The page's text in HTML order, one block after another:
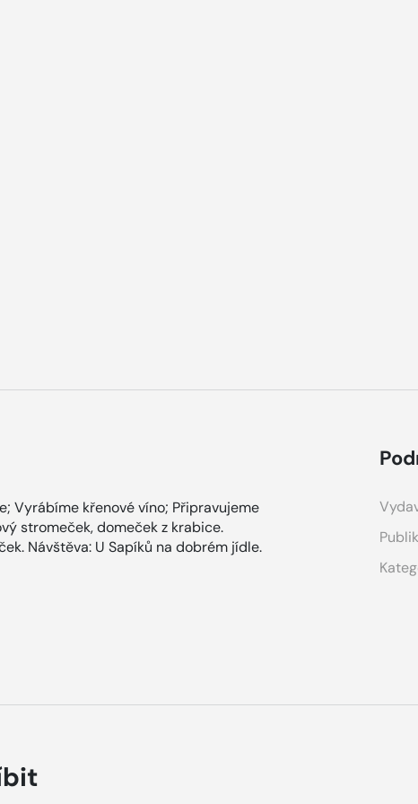
Vyrábíme křenové víno; Připravujeme
stromeček, domeček z krabice.
Návštěva: U Sapíků na dobrém jídle.